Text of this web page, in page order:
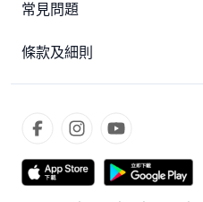
常見問題
條款及細則